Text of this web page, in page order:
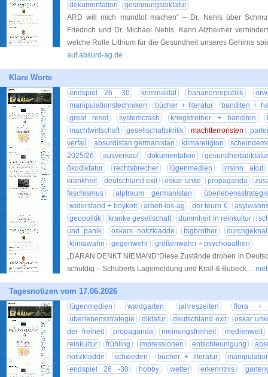
dokumentation
gesinnungsdiktatur
ARD will mich mundtot machen“ – Dr. Nehls über
Friedrich und Dr. Michael Nehls. Kann Alzheimer
welche Rolle Lithium für die Gesundheit unseres Gehirns
auf absurd-ag.de
Klare Worte
endspiel 26 -30 kriminalität bananenrepublik
manipulationstechniken
bücher + literatur
banditen +
great reset
systemcrash kriegstreiber + banditen
machtwirtschaft
gesellschaftskritik machtterroristen
verfall
absurdistan germanistan klimareligion
2025/26
ausverkauf dokumentation
ökodiktatur
rechtsbrecher lügenmedien
irrsinn akut
krankheit
deutschland exit oskar unke propaganda
faschismus
alptraum germanistan
widerstand + boykott
arbeit-los-ag der teuro €
geopolitik
kranke gesellschaft dummheit in reinkultur
und panik
oskars notizkladde bigbrother
klimawahn
gegenwehr
größenwahn + psychopathen
„DARAN DENKT NIEMAND“Diese Zustände drohen in
schuldig – Schuberts Lagemeldung und Krall & Bubeck....
Tagesnotizen vom 17.06.2026
lügenmedien waldgarten jahreszeiten
flora +
überlebensstrategie
diktatur deutschland exit
oskar
der freiheit
propaganda meinungsfreiheit
medienwelt
reinkultur
frühling impressionen entschleunigung
notizkladde
schweden bücher + literatur
endspiel 26 -30
hobby wetter erkenntnis